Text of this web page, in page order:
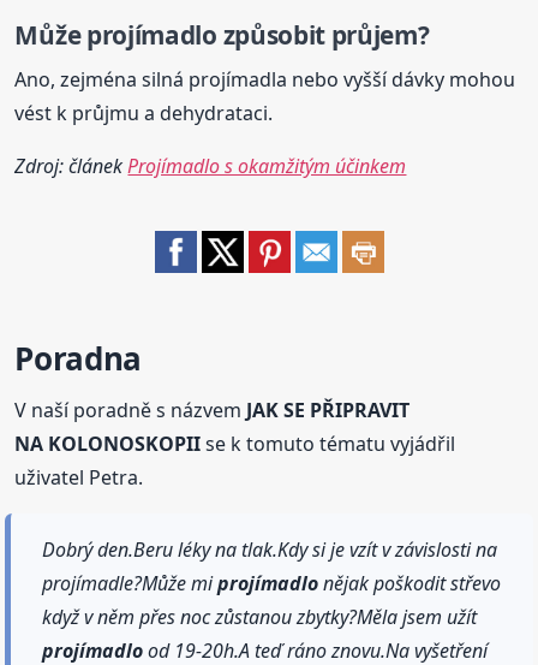
Můžeprojímadlo způsobit průjem?
Ano, zejména silná projímadla nebo vyšší dávky mohou
vést k průjmu a dehydrataci.
Zdroj: článekProjímadlo s okamžitým účinkem
Poradna
V naší poradně s názvem JAK SE PŘIPRAVIT
NA KOLONOSKOPIIse k tomuto tématu vyjádřil
uživatel Petra.
Dobrý den.Beru léky na tlak.Kdy si je vzít v závislosti na
projímadle?Může miprojímadlonějak poškodit střevo
když v něm přes noc zůstanou zbytky?Měla jsem užít
projímadlood 19-20h.A teď ráno znovu.Na vyšetření